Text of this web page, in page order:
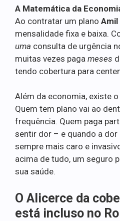
A Matemática da
Ao contratar um plano Amil
mensalidade fixa e baixa.
uma consulta de urgência
muitas vezes paga meses
tendo cobertura para
Além da economia, existe
Quem tem plano vai ao
frequência. Quem paga
sentir dor – e quando a
sempre mais caro e
acima de tudo, um seguro
sua saúde.
O Alicerce da
está incluso no